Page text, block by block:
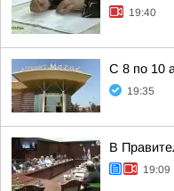
19:40
С 8 по 10
19:35
В
19:09